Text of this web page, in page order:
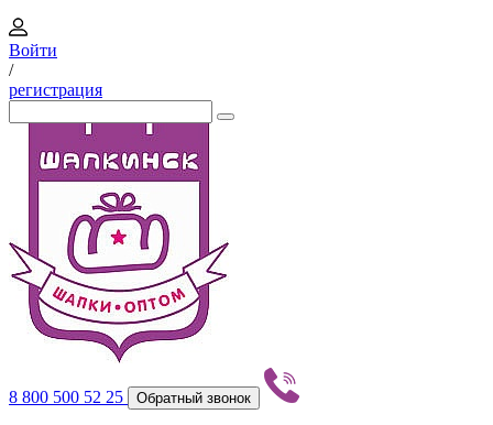
Войти
/
регистрация
8 800 500 52 25 Обратный звонок